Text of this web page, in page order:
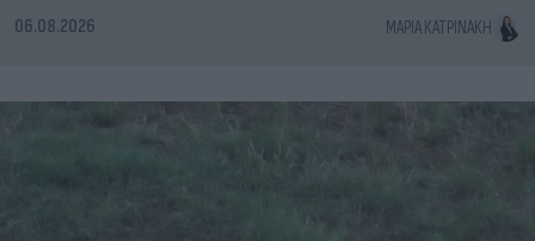
06.08.2026 ΜΑΡΊΑ ΚΑΤΡΙΝΆΚΗ